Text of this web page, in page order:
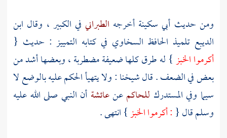
ومن حديث أبي سكينة أخرجه الطبراني في الكبير ، وقال ابن
الديبع تلميذ الحافظ السخاوي في كتابه التمييز : حديث {
أكرموا الخبز} له طرق كلها ضعيفة مضطربة ، وبعضها أشد من
بعض في الضعف . قال شيخنا : ولا يتهيأ الحكم عليه بالوضع لا
سيما وفي المستدرك للحاكمعنعائشة أن النبي صلى الله عليه
وسلم قال { : أكرموا الخبز} انتهى .